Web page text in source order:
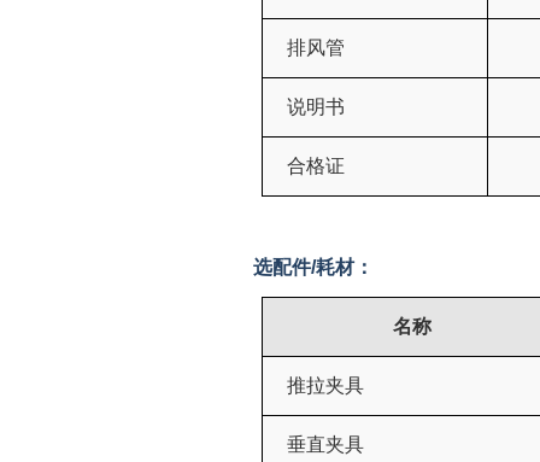
排风管
说明书
合格证
选配件/耗材：
名称
推拉夹具
垂直夹具